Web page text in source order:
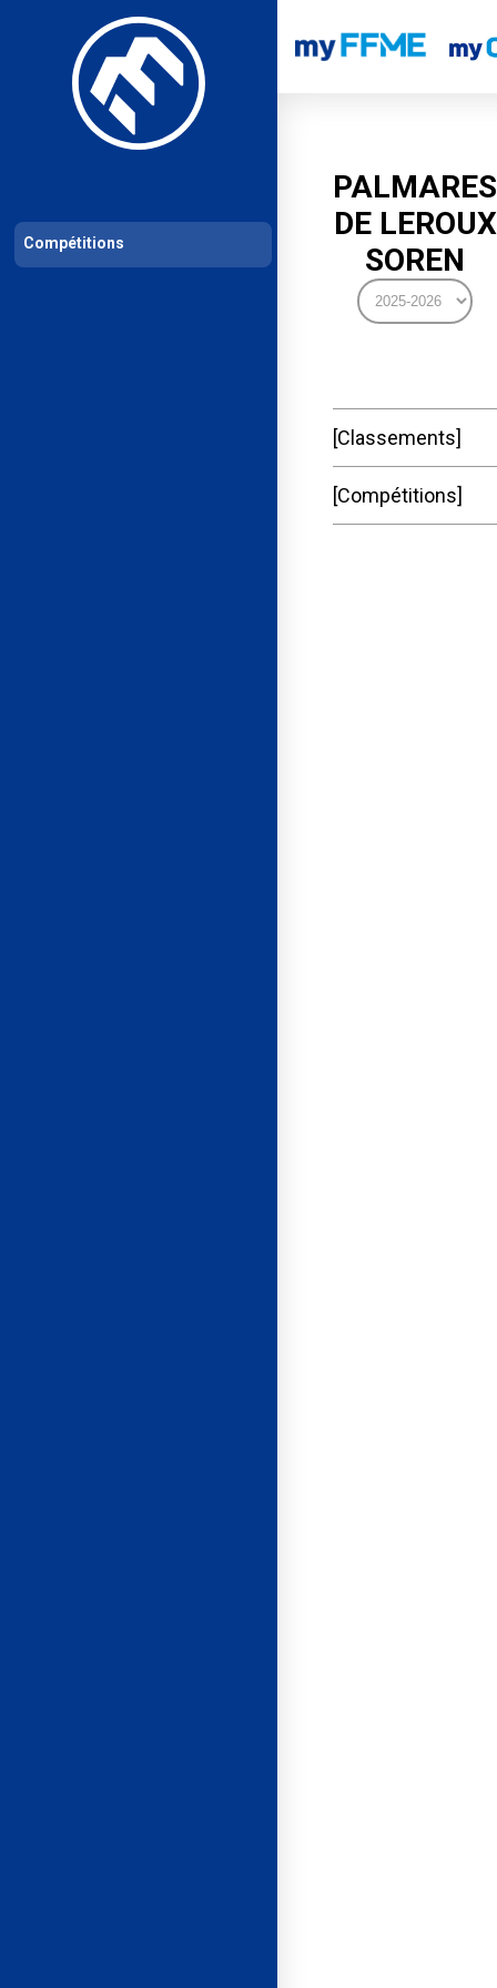
Les compétitions Calendrier de compétitions Classements
PALMARES
DE LEROUX
SOREN
Classements
Compétitions
Compétitions